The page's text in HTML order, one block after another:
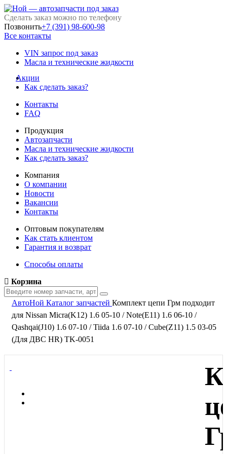
Сделать заказ можно по телефону
Позвонить+7 (391) 98-600-98
Все контакты
VIN запрос под заказ
Масла и технические жидкости
Акции
Как сделать заказ?
Контакты
FAQ
Продукция
Автозапчасти
Масла и технические жидкости
Как сделать заказ?
Компания
О компании
Новости
Вакансии
Контакты
Оптовым покупателям
Как стать клиентом
Гарантия и возврат
Способы оплаты
Корзина
АвтоНой Каталог запчастей Комплект цепи Грм подходит
для Nissan Micra(K12) 1.6 05-10 / Note(E11) 1.6 06-10 /
Qashqai(J10) 1.6 07-10 / Tiida 1.6 07-10 / Cube(Z11) 1.5 03-05
(Для ДВС HR) TK-0051